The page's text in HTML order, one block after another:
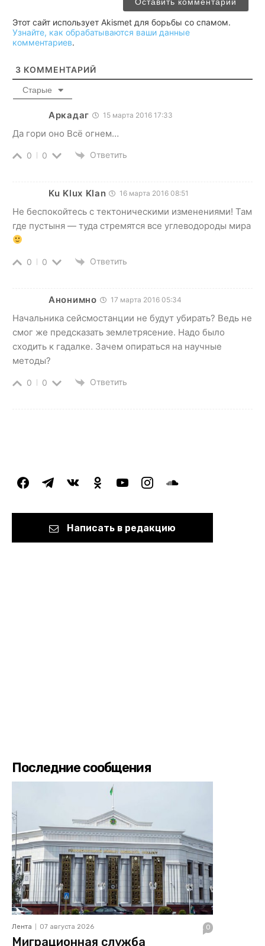
Этот сайт использует Akismet для борьбы со спамом.
Узнайте, как обрабатываются ваши данные
комментариев.
3 КОММЕНТАРИЙ
Старые
Аркадаг 15 марта 2016 17:33
Да гори оно Всё огнем…
0 0 Ответить
Ku Klux Klan 16 марта 2016 08:51
Не беспокойтесь с тектоническими изменениями! Там
где пустыня — туда стремятся все углеводороды мира
0 0 Ответить
Анонимно 17 марта 2016 05:34
Начальника сейсмостанции не будут убирать? Ведь не
смог же предсказать землетрясение. Надо было
сходить к гадалке. Зачем опираться на научные
методы?
0 0 Ответить
facebooktelegramvkontakteodnoklassniki
youtubeinstagramsoundcloud
Написать в редакцию
Последние сообщения
Лента 07 августа 2026 0
Миграционная служба